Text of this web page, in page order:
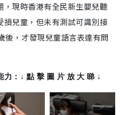
，現時香港有全民新生嬰兒聽
損兒童，但未有測試可識別接
後，才發現兒童語言表達有問
：↓ 點 擊 圖 片 放 大 睇 ↓